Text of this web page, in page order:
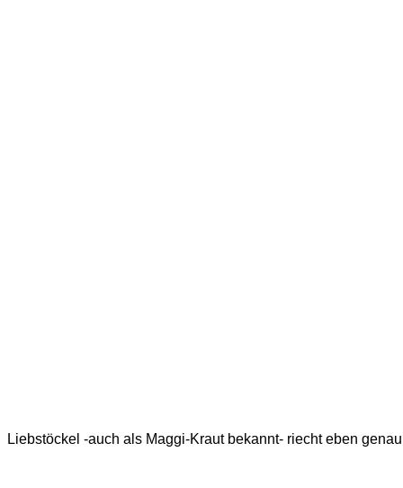
Liebstöckel -auch als Maggi-Kraut bekannt- riecht eben